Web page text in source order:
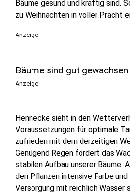
Bäume gesund und kräftig sind.
zu Weihnachten in voller Pracht
Anzeige
Bäume sind gut gewachsen
Anzeige
Hennecke sieht in den
Voraussetzungen für optimale
zufrieden mit dem derzeitigen
Genügend Regen fördert das
stabilen Aufbau unserer Bäume.
den Pflanzen intensive Farbe
Versorgung mit reichlich Wasser